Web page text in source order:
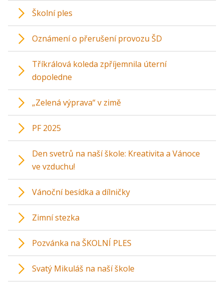
Školní ples
Oznámení o přerušení provozu ŠD
Tříkrálová koleda zpříjemnila úterní
dopoledne
„Zelená výprava“ v zimě
PF 2025
Den svetrů na naší škole: Kreativita a Vánoce
ve vzduchu!
Vánoční besídka a dílničky
Zimní stezka
Pozvánka na ŠKOLNÍ PLES
Svatý Mikuláš na naší škole